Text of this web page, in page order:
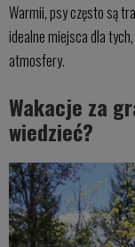
Warmii, psy często są
idealne miejsca dla
atmosfery.
Wakacje za
wiedzieć?